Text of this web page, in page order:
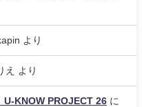
より
え より
U-KNOW PROJECT 26 に